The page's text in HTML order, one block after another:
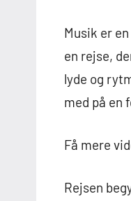
Musik er
en rejse,
lyde og
med på en
Få mere
Rejsen